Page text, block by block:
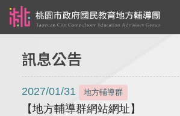
訊息公告
2027/01/31 地方輔導群
【地方輔導群網站網址】